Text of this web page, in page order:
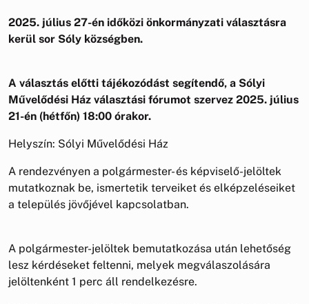
2025. július 27-én időközi önkormányzati választásra
kerül sor Sóly községben.
A választás előtti tájékozódást segítendő, a Sólyi
Művelődési Ház választási fórumot szervez 2025. július
21-én (hétfőn) 18:00 órakor.
Helyszín: Sólyi Művelődési Ház
A rendezvényen a polgármester- és képviselő-jelöltek
mutatkoznak be, ismertetik terveiket és elképzeléseiket
a település jövőjével kapcsolatban.
A polgármester-jelöltek bemutatkozása után lehetőség
lesz kérdéseket feltenni, melyek megválaszolására
jelöltenként 1 perc áll rendelkezésre.